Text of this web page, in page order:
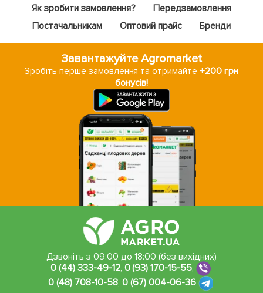
Як зробити замовлення?
Передзамовлення
Постачальникам
Оптовий прайс Бренди
Завантажуйте Agromarket
Зробіть перше замовлення та отримайте+200 грн
бонусів!
Дзвоніть з 09:00 до 18:00 (без вихідних)
0 (44) 333-49-12, 0 (93) 170-15-55,
0 (48) 708-10-58, 0 (67) 004-06-36